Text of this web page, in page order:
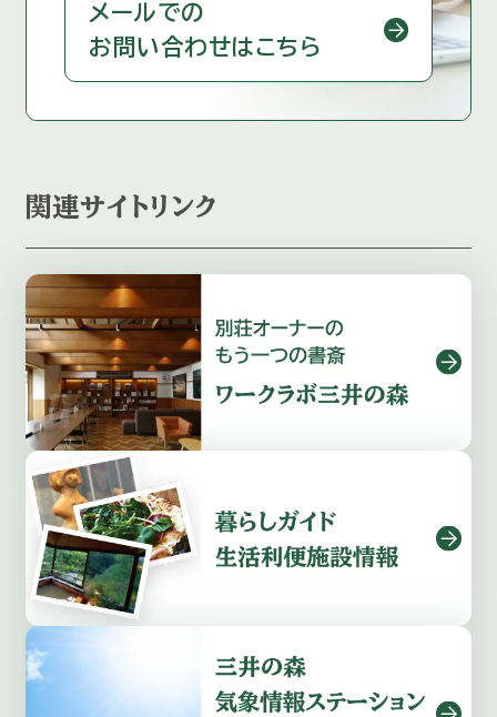
メールでの
お問い合わせはこちら
関連サイトリンク